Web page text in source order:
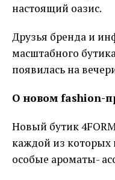
настоящий оазис.
Друзья бренда и
масштабного
появилась на
О новом fashion-
Новый бутик
каждой из которых
особые ароматы-